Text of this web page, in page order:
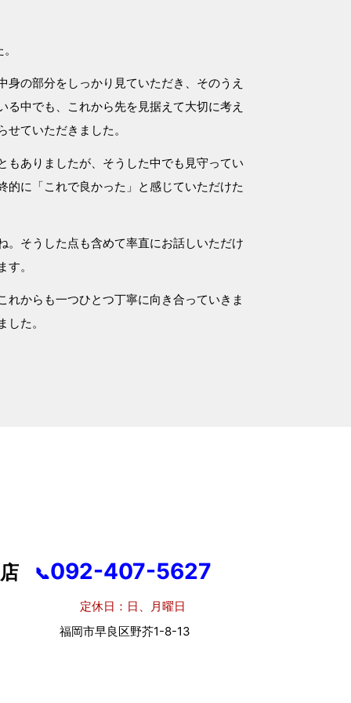
の部分をしっかり見ていただき、そのうえ
中でも、これから先を見据えて大切に考え
ていただきました。
もありましたが、そうした中でも見守ってい
に「これで良かった」と感じていただけた
。そうした点も含めて率直にお話しいただけ
。
からも一つひとつ丁寧に向き合っていきま
た。
📞092-407-5627
日：日、月曜日
市早良区野芥1-8-13